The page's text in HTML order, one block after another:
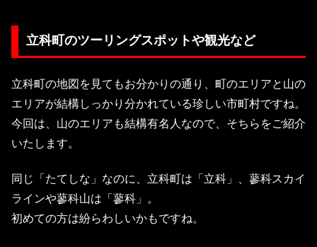
立科町のツーリングスポットや観光など
立科町の地図を見てもお分かりの通り、町のエリアと山の
エリアが結構しっかり分かれている珍しい市町村ですね。
今回は、山のエリアも結構有名人なので、そちらをご紹介
いたします。
同じ「たてしな」なのに、立科町は「立科」、蓼科スカイ
ラインや蓼科山は「蓼科」。
初めての方は紛らわしいかもですね。